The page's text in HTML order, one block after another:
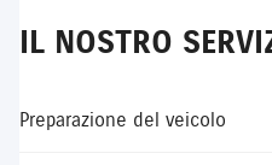
IL NOSTRO
Preparazione del veicolo